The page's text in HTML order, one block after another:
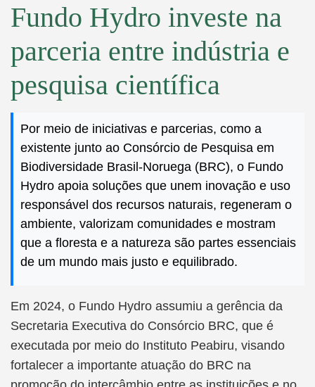
Fundo Hydro investe na
parceria entre indústria e
pesquisa científica
Por meio de iniciativas e parcerias, como a
existente junto ao Consórcio de Pesquisa em
Biodiversidade Brasil-Noruega (BRC), o Fundo
Hydro apoia soluções que unem inovação e uso
responsável dos recursos naturais, regeneram o
ambiente, valorizam comunidades e mostram
que a floresta e a natureza são partes essenciais
de um mundo mais justo e equilibrado.
Em 2024, o Fundo Hydro assumiu a gerência da
Secretaria Executiva do Consórcio BRC, que é
executada por meio do Instituto Peabiru, visando
fortalecer a importante atuação do BRC na